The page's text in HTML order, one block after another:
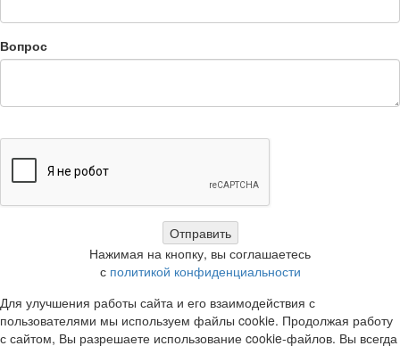
Вопрос
Нажимая на кнопку, вы соглашаетесь
с политикой конфиденциальности
Для улучшения работы сайта и его взаимодействия с
пользователями мы используем файлы cookie. Продолжая работу
с сайтом, Вы разрешаете использование cookie-файлов. Вы всегда